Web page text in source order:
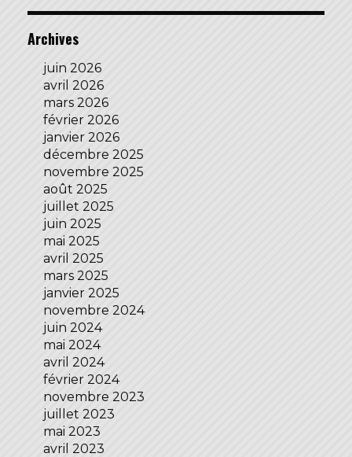
Archives
juin 2026
avril 2026
mars 2026
février 2026
janvier 2026
décembre 2025
novembre 2025
août 2025
juillet 2025
juin 2025
mai 2025
avril 2025
mars 2025
janvier 2025
novembre 2024
juin 2024
mai 2024
avril 2024
février 2024
novembre 2023
juillet 2023
mai 2023
avril 2023